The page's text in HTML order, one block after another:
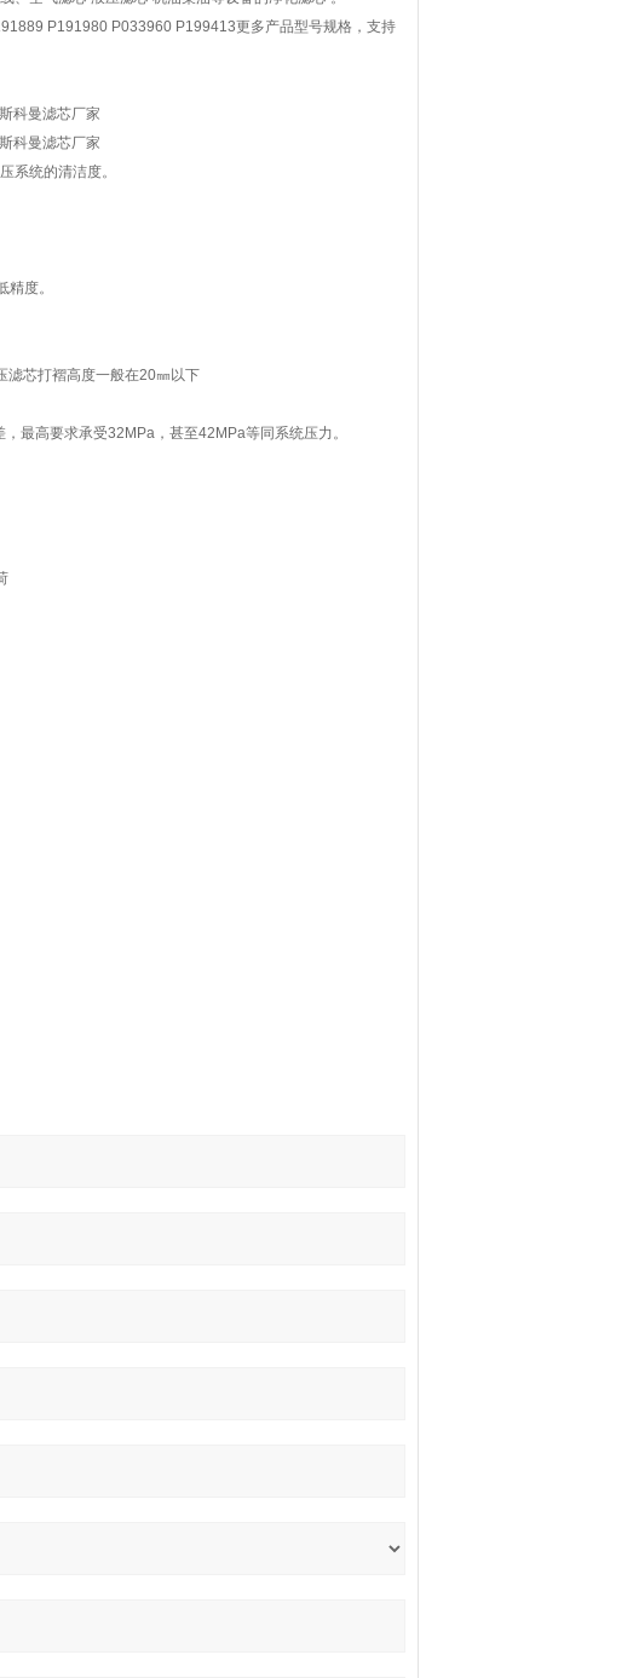
P191980 P033960 P199413更多产品型号规格，支持
系统的清洁度。
度。
滤芯打褶高度一般在20㎜以下
最高要求承受32MPa，甚至42MPa等同系统压力。